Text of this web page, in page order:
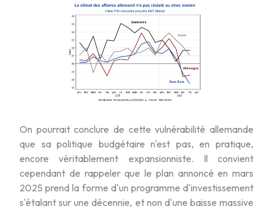
On pourrait conclure de cette vulnérabilité allemande
que sa politique budgétaire n'est pas, en pratique,
encore véritablement expansionniste. Il convient
cependant de rappeler que le plan annoncé en mars
2025 prend la forme d'un programme d'investissement
s'étalant sur une décennie, et non d'une baisse massive